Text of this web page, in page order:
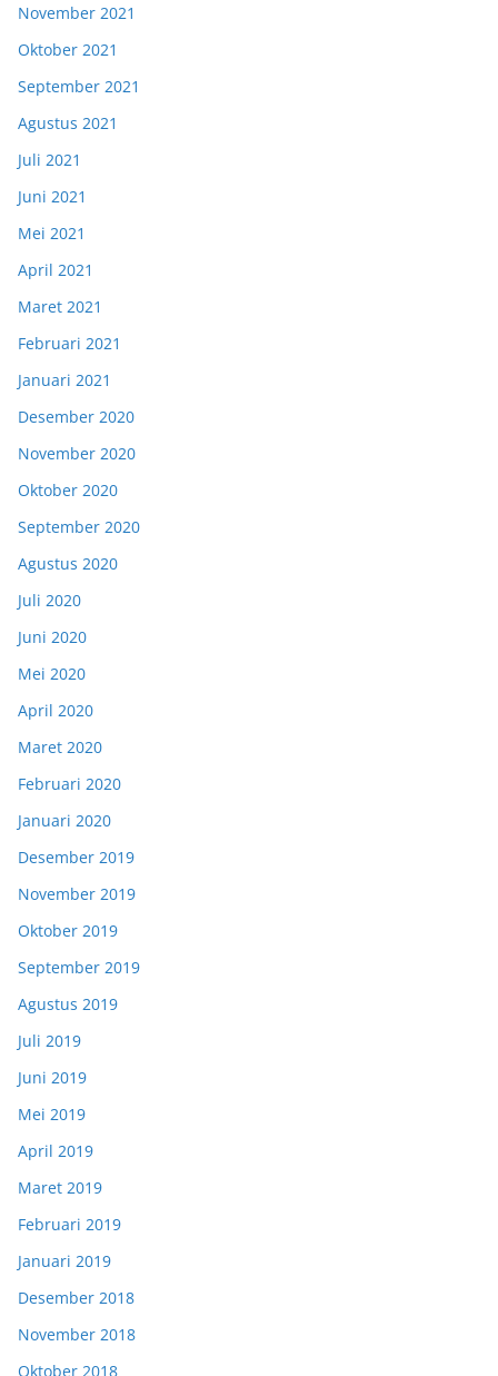
November 2021
Oktober 2021
September 2021
Agustus 2021
Juli 2021
Juni 2021
Mei 2021
April 2021
Maret 2021
Februari 2021
Januari 2021
Desember 2020
November 2020
Oktober 2020
September 2020
Agustus 2020
Juli 2020
Juni 2020
Mei 2020
April 2020
Maret 2020
Februari 2020
Januari 2020
Desember 2019
November 2019
Oktober 2019
September 2019
Agustus 2019
Juli 2019
Juni 2019
Mei 2019
April 2019
Maret 2019
Februari 2019
Januari 2019
Desember 2018
November 2018
Oktober 2018